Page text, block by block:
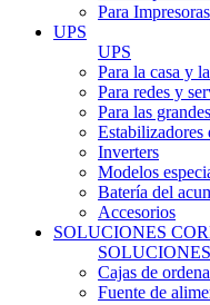
Para
UPS
UPS
Para la casa y
Para redes y
Para las
Estabilizadores
Inverters
Modelos
Batería del
Accesorios
SOLUCIONES
Cajas de
Fuente de